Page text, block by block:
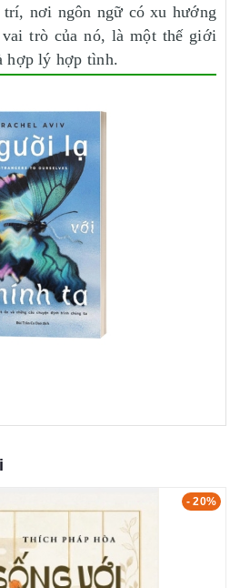
trí, nơi ngôn ngữ có xu hướng
trò của nó, là một thế giới
hợp lý hợp tình.
- 20%